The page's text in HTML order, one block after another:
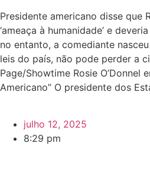
Presidente americano disse que
‘ameaça à humanidade’ e
no entanto, a comediante
leis do país, não pode perder a
Page/Showtime Rosie O’Donnel
Americano” O presidente dos
julho 12, 2025
8:29 pm